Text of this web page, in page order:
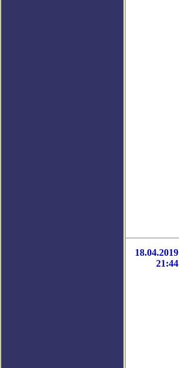
18.04.2019
21:44